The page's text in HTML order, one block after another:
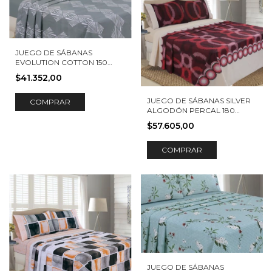
JUEGO DE SÁBANAS
EVOLUTION COTTON 150
HILOS BENJAMIN
$41.352,00
COMPRAR
JUEGO DE SÁBANAS SILVER
ALGODÓN PERCAL 180
HILOS ELBA
$57.605,00
COMPRAR
JUEGO DE SÁBANAS